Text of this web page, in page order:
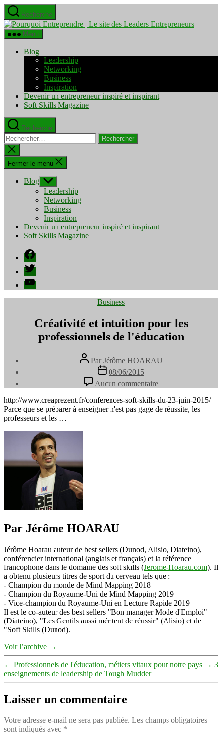
Aller
au
contenu
Recherche
Pourquoi
Menu
Blog
Leadership
Networking
Business
Inspiration
Devenir un entrepreneur inspiré et inspirant
Soft Skills Magazine
Recherche
Rechercher :
Fermer
la
recherche
Fermer le menu
Blog Afficher
le
sous-
menu
Leadership
Networking
Business
Inspiration
Devenir un entrepreneur inspiré et inspirant
Soft Skills Magazine
Facebook
Twitter
YouTube
Catégories
Business
Créativité et intuition pour les
professionnels de l'éducation
Auteur
de
l’article
Par Jérôme HOARAU
Date
l’article
08/06/2015
Aucun commentaire
Créativité
et
intuition
http://www.creaprezent.fr/conferences-soft-skills-du-23-juin-2015/
Parce que se préparer à enseigner n'est pas gage de réussite, les
professeurs et les …
Par Jérôme HOARAU
Jérôme Hoarau auteur de best sellers (Dunod, Alisio, Diateino),
conférencier international (anglais et français) et la référence
francophone dans le domaine des soft skills (Jerome-Hoarau.com). Il
a obtenu plusieurs titres de sport du cerveau tels que :
- Champion du monde de Mind Mapping 2018
- Champion du Royaume-Uni de Mind Mapping 2019
- Vice-champion du Royaume-Uni en Lecture Rapide 2019
Il est le co-auteur des best sellers "Bon manager Mode d'Emploi"
(Diateino), "Les Gentils aussi méritent de réussir" (Alisio) et de
"Soft Skills (Dunod).
Voir l’archive →
← Professionnels de l'éducation, métiers vitaux pour notre pays → 3
enseignements de leadership de Tough Mudder
Laisser un commentaire
Votre adresse e-mail ne sera pas publiée. Les champs obligatoires
sont indiqués avec *